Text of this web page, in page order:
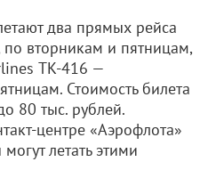
два прямых рейса
вторникам и пятницам,
ТК-416 —
Стоимость билета
80 тыс. рублей.
центре «Аэрофлота»
летать этими